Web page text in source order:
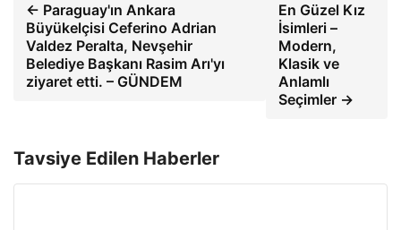
← Paraguay'ın Ankara
Büyükelçisi Ceferino Adrian
Valdez Peralta, Nevşehir
Belediye Başkanı Rasim Arı'yı ​​
ziyaret etti. – GÜNDEM
En Güzel Kız
İsimleri –
Modern,
Klasik ve
Anlamlı
Seçimler →
Tavsiye Edilen Haberler